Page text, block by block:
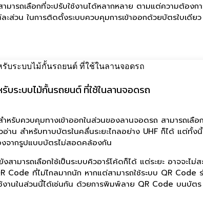
มารถเลือกที่จะปรับใช้งานได้หลากหลาย ตามแต่ความต้อง
ะส่วน ในการติดตั้งระบบควบคุมการเข้าออกด้วยบัตรใบเดี
ระบบไม้กั้นรถยนต์ ที่ใช้ในลานจอดรถ
รับควบคุมทางเข้าออกในส่วนของลานจอดรถ สามารถเลือ
าน สำหรับทาบบัตรในคลื่นระยะไกลอย่าง UHF ก็ได้ แต่ทั้งนี้
จากรูปแบบบัตรไม่สอดคล้องกัน
สามารถเลือกใช้เป็นระบบคิวอาร์โค้ดก็ได้ แต่ระยะ อาจจะไม่
Code ที่ไม่ไกลมากนัก หากแต่สามารถใช้ระบบ QR Code
งานในส่วนนี้ได้เช่นกัน ด้วยการพิมพ์ลาย QR Code บนบัตร